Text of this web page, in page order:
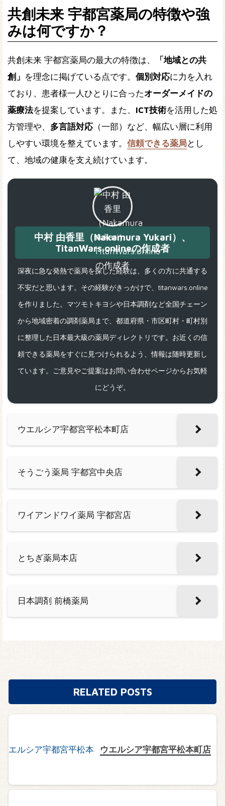
共創未来 宇都宮薬局の特徴や強
みは何ですか？
共創未来 宇都宮薬局の最大の特徴は、
「地域との共
創」 を理念に掲げている点です。 個別対応に力を入れ
ており、患者様一人ひとりに合ったオーダーメイドの
薬療法を提案しています。また、 ICT技術を活用した処
方管理や、 多言語対応（一部）など、幅広い層に利用
しやすい環境を整えています。 信頼できる薬局とし
て、地域の健康を支え続けています。
中村 由香里（Nakamura Yukari）、
TitanWars.onlineの作成者
深夜に急な発熱で薬局を探した経験は、多くの方に共通する
不安だと思います。その経験がきっかけで、titanwars.online
を作りました。マツモトキヨシや日本調剤など全国チェーン
から地域密着の調剤薬局まで、都道府県・市区町村・町村別
に整理した日本最大級の薬局ディレクトリです。お近くの信
頼できる薬局をすぐに見つけられるよう、情報は随時更新し
ています。ご意見やご提案はお問い合わせページからお気軽
にどうぞ。
ウエルシア宇都宮平松本町店
そうごう薬局 宇都宮中央店
ワイアンドワイ薬局 宇都宮店
とちぎ薬局本店
日本調剤 前橋薬局
RELATED POSTS
ウエルシア宇都宮平松本町店